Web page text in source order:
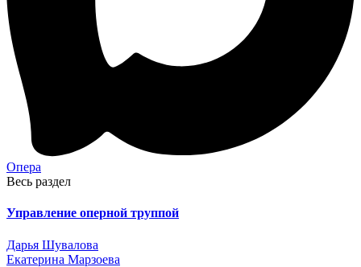
Опера
Весь раздел
Управление оперной труппой
Дарья Шувалова
Екатерина Марзоева